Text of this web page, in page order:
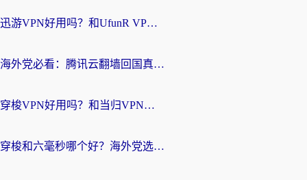
迅游VPN好用吗？和UfunR VPN对比哪个回国效果更好？海外党亲测避坑指南
海外党必看：腾讯云翻墙回国真的好用吗？+ 3步选对回国加速器指南
穿梭VPN好用吗？和当归VPN对比哪个回国效果更好？海外党亲测实用指南
穿梭和六毫秒哪个好？海外党选回国加速器的避坑指南，附番茄加速器实测